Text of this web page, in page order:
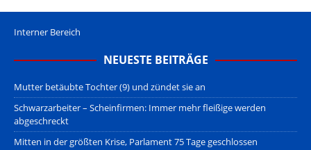
Interner Bereich
NEUESTE BEITRÄGE
Mutter betäubte Tochter (9) und zündet sie an
Schwarzarbeiter – Scheinfirmen: Immer mehr fleißige werden
abgeschreckt
Mitten in der größten Krise, Parlament 75 Tage geschlossen